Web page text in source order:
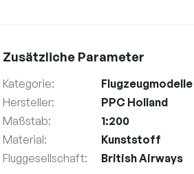
Zusätzliche Parameter
Kategorie:
Flugzeugmodelle
Hersteller:
PPC Holland
Maßstab:
1:200
Material:
Kunststoff
Fluggesellschaft: British Airways